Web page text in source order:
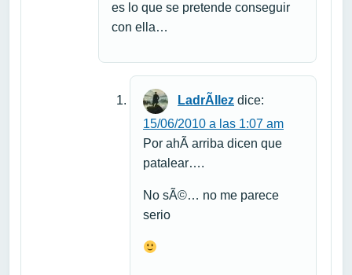
es lo que se pretende conseguir
con ella…
LadrÃ­llez dice:
15/06/2010 a las 1:07 am
Por ahÃ­ arriba dicen que
patalear….
No sÃ©… no me parece
serio